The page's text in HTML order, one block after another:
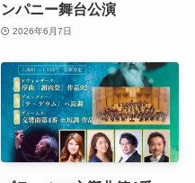
ンパニー舞台公演
2026年6月7日